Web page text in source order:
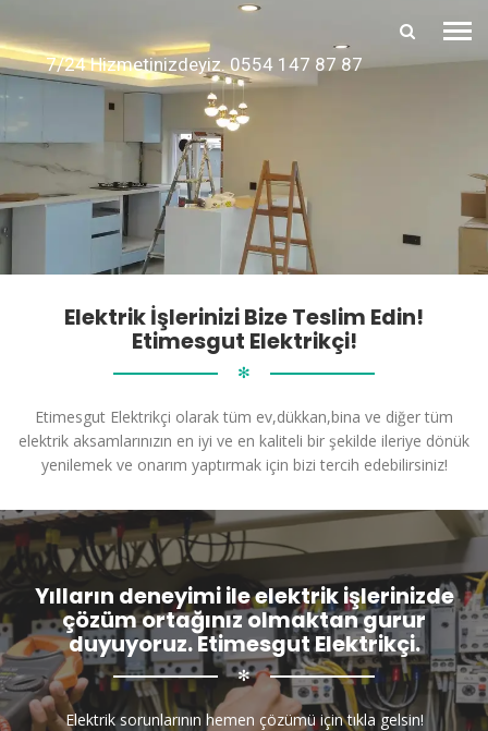
7/24 Hizmetinizdeyiz. 0554 147 87 87
Elektrik İşlerinizi Bize Teslim Edin!
Etimesgut Elektrikçi!
✻
Etimesgut Elektrikçi olarak tüm ev,dükkan,bina ve diğer tüm
elektrik aksamlarınızın en iyi ve en kaliteli bir şekilde ileriye dönük
yenilemek ve onarım yaptırmak için bizi tercih edebilirsiniz!
Yılların deneyimi ile elektrik işlerinizde
çözüm ortağınız olmaktan gurur
duyuyoruz. Etimesgut Elektrikçi.
✻
Elektrik sorunlarının hemen çözümü için tıkla gelsin!